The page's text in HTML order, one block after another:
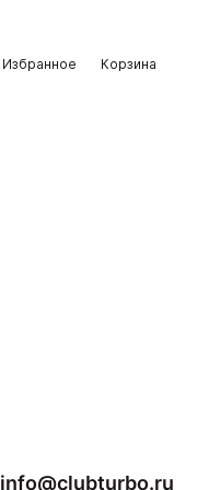
Избранное Корзина
info@clubturbo.ru